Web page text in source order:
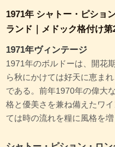
1971年 シャトー・ピショ
ランド｜メドック格付け第
1971年ヴィンテージ
1971年のボルドーは、開花
ら秋にかけては好天に恵ま
である。前年1970年の偉大
格と優美さを兼ね備えたワ
ては時の流れを糧に風格を